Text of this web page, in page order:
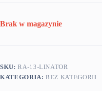
Brak w magazynie
SKU:RA-13-LINATOR
KATEGORIA:BEZ KATEGORII